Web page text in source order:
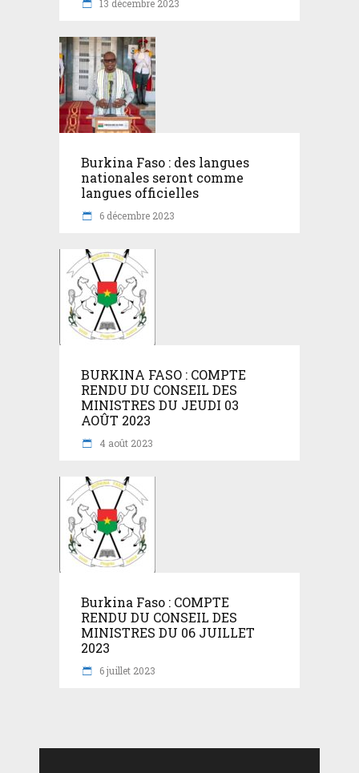
13 décembre 2023
Burkina Faso : des langues
nationales seront comme
langues officielles
6 décembre 2023
BURKINA FASO : COMPTE
RENDU DU CONSEIL DES
MINISTRES DU JEUDI 03
AOÛT 2023
4 août 2023
Burkina Faso : COMPTE
RENDU DU CONSEIL DES
MINISTRES DU 06 JUILLET
2023
6 juillet 2023